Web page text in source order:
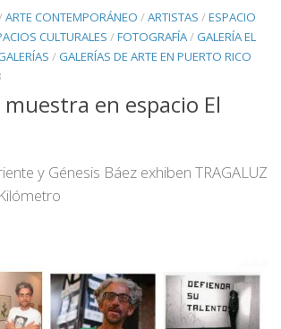
ARTE CONTEMPORÁNEO /ARTISTAS /ESPACIO
CULTURALES /FOTOGRAFÍA/ GALERÍA EL
/ GALERÍAS DE ARTE EN PUERTO RICO
muestra en espacio El
y Génesis Báez exhiben TRAGALUZ